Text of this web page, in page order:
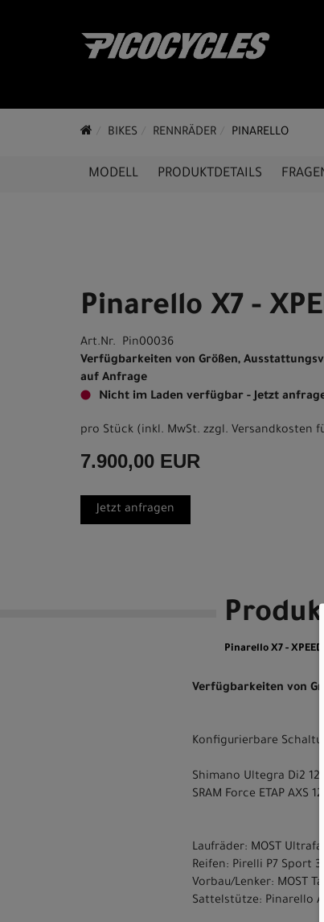
BIKES RENNRÄDER PINARELLO
MODELL PRODUKTDETAILS
Pinarello X7 -
Art.Nr. Pin00036
Verfügbarkeiten von Größen,
auf Anfrage
Nicht im Laden verfügbar - Jetzt
pro Stück (inkl. MwSt. zzgl. Versandkosten
7.900,00 EUR
Jetzt anfragen
Pinarello X7 - XPEED
Verfügbarkeiten von
Konfigurierbare
Shimano Ultegra Di2 12s
SRAM Force ETAP AXS 12s
Laufräder: MOST
Reifen: Pirelli P7 Sport
Vorbau/Lenker: MOST
Sattelstütze: Pinarello